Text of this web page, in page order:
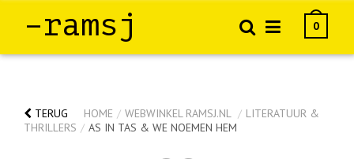
–ramsj 0
TERUG HOME / WEBWINKEL RAMSJ.NL / LITERATUUR &
THRILLERS / AS IN TAS & WE NOEMEN HEM